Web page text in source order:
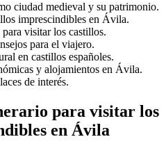
ciudad medieval y su patrimonio.
imprescindibles en Ávila.
visitar los castillos.
para el viajero.
en castillos españoles.
y alojamientos en Ávila.
de interés.
para visitar los
en Ávila